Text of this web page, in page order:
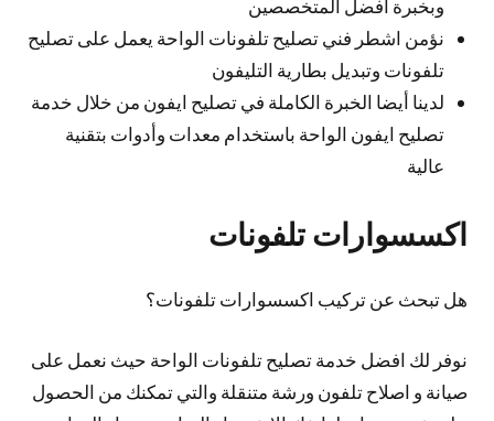
وبخبرة أفضل المتخصصين
نؤمن اشطر فني تصليح تلفونات الواحة يعمل على تصليح
تلفونات وتبديل بطارية التليفون
لدينا أيضا الخبرة الكاملة في تصليح ايفون من خلال خدمة
تصليح ايفون الواحة باستخدام معدات وأدوات بتقنية
عالية
اكسسوارات تلفونات
هل تبحث عن تركيب اكسسوارات تلفونات؟
نوفر لك افضل خدمة تصليح تلفونات الواحة حيث نعمل على
صيانة و اصلاح تلفون ورشة متنقلة والتي تمكنك من الحصول